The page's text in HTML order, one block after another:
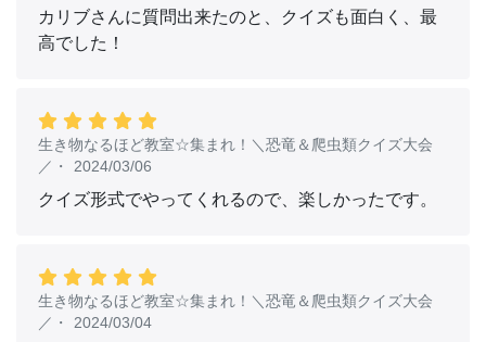
カリブさんに質問出来たのと、クイズも面白く、最
高でした！
生き物なるほど教室☆集まれ！＼恐竜＆爬虫類クイズ大会
／ ・ 2024/03/06
クイズ形式でやってくれるので、楽しかったです。
生き物なるほど教室☆集まれ！＼恐竜＆爬虫類クイズ大会
／ ・ 2024/03/04